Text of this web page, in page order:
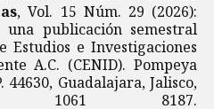
, Vol. 15 Núm. 29 (2026):
publicación semestral
Estudios e Investigaciones
A.C. (CENID). Pompeya
44630, Guadalajara, Jalisco,
1061 8187.